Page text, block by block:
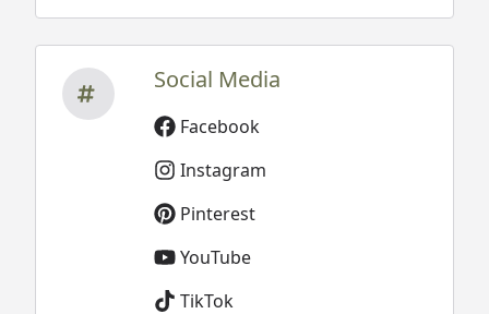
Social Media
Facebook
Instagram
Pinterest
YouTube
TikTok